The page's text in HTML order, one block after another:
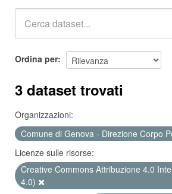
Ordina per
3 dataset trovati
Organizzazioni:
Comune di Genova - Direzione Corpo
Licenze sulle risorse:
Creative Commons Attribuzione 4.0
4.0)